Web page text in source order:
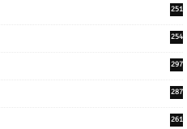
251
254
297
287
261